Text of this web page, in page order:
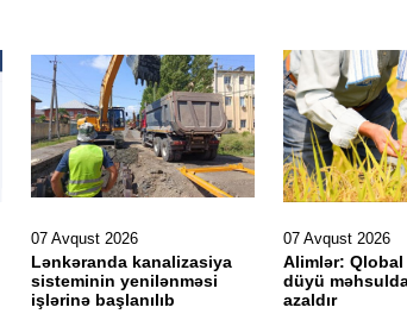
07 Avqust 2026
Lənkəranda kanalizasiya
sisteminin yenilənməsi
işlərinə başlanılıb
07 Avqust 2026
Alimlər:
düyü
azaldır